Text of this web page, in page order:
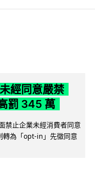
經同意嚴禁
罰 345 萬
禁止企業未經消費者同意
為「opt-in」先徵同意